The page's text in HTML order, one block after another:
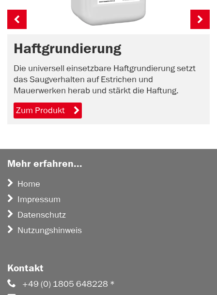
Haftgrundierung
Die universell einsetzbare Haftgrundierung setzt
das Saugverhalten auf Estrichen und
Mauerwerken herab und stärkt die Haftung.
Zum Produkt
Mehr erfahren...
Home
Impressum
Datenschutz
Nutzungshinweis
Kontakt
+49 (0) 1805 648228 *